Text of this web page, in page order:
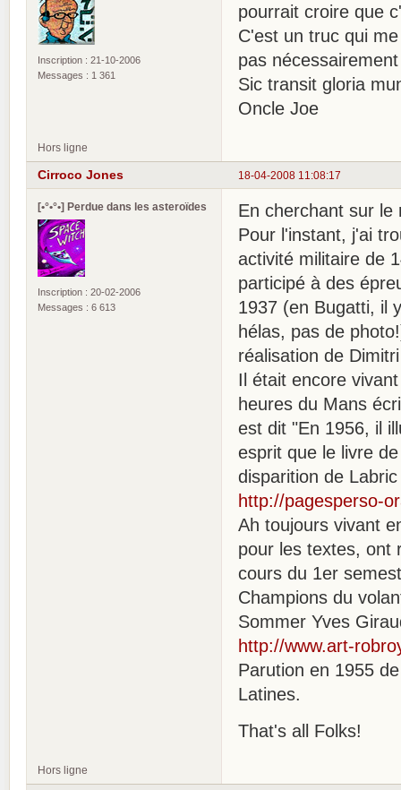
Inscription : 21-10-2006
Messages : 1 361
pourrait croire que
C'est un truc qui
pas
Sic transit gloria
Oncle Joe
Hors ligne
18-04-2008 11:08:17
Cirroco Jones
[•°•°•] Perdue dans les asteroïdes
Inscription : 20-02-2006
Messages : 6 613
En cherchant sur
Pour l'instant, j'ai
activité militaire de
participé à des
1937 (en Bugatti, il
hélas, pas de
réalisation de
Il était encore
heures du Mans
est dit "En 1956, il
esprit que le livre
disparition de
http://pagesperso-
Ah toujours vivant
pour les textes, ont
cours du 1er
Champions du
Sommer Yves
http://www.art-
Parution en 1955
Latines.
That's all Folks!
Hors ligne